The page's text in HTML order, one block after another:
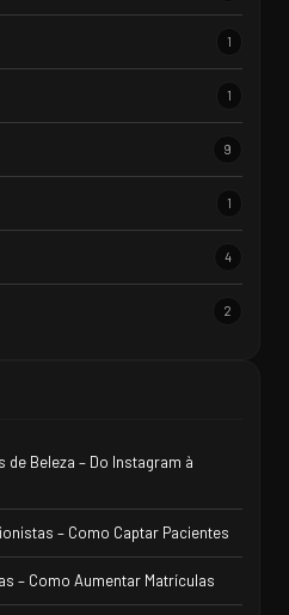
1
1
9
1
4
2
de Beleza – Do Instagram à
– Como Captar Pacientes
– Como Aumentar Matrículas